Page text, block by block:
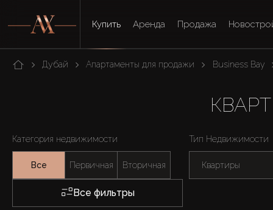
Купить Аренда Продажа
Дубай Апартаменты для продажи Business Bay
Категория недвижимости
Все Первичная Вторичная
Тип Недвижимости
Квартиры
Все фильтры